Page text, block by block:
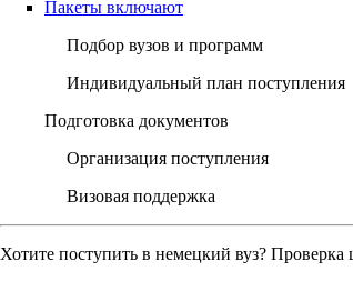
Пакеты включают
Подбор вузов и программ
Индивидуальный план поступления
Подготовка документов
Организация поступления
Визовая поддержка
Хотите поступить в немецкий вуз?